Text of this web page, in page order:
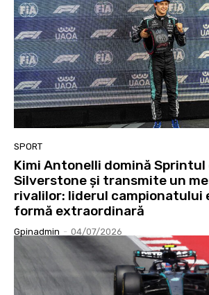
SPORT
Kimi Antonelli domină Sprintul
Silverstone și transmite un
rivalilor: liderul campionatului
formă extraordinară
Gpinadmin - 04/07/2026